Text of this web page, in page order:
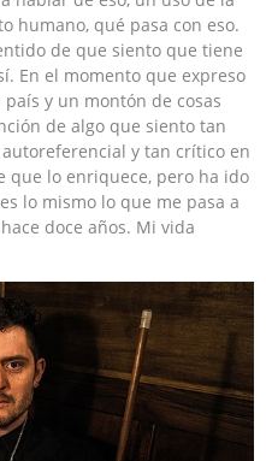
humano, qué pasa con eso.
de que siento que tiene
En el momento que expreso
y un montón de cosas
de algo que siento tan
y tan crítico en
que lo enriquece, pero ha ido
lo mismo lo que me pasa a
doce años. Mi vida